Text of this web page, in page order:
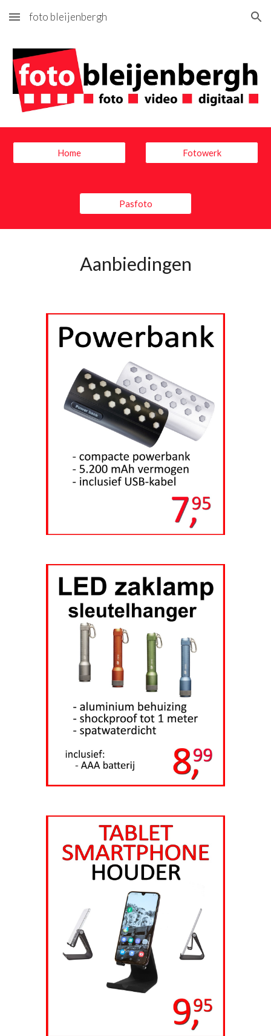
Skip to main content Skip to navigation
foto bleijenbergh
Home Fotowerk
Pasfoto
Aanbiedingen